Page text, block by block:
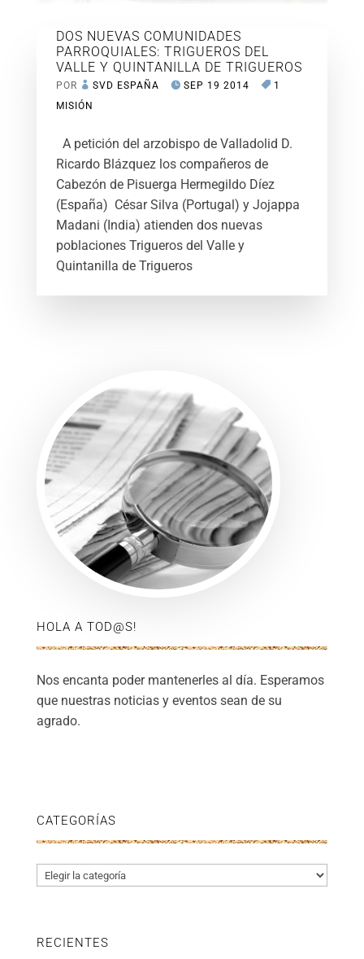
DOS NUEVAS COMUNIDADES
PARROQUIALES: TRIGUEROS DEL
VALLE Y QUINTANILLA DE TRIGUEROS
POR SVD ESPAÑA SEP 19 2014
1
MISIÓN
A petición del arzobispo de Valladolid D.
Ricardo Blázquez los compañeros de
Cabezón de Pisuerga Hermegildo Díez
(España) César Silva (Portugal) y Jojappa
Madani (India) atienden dos nuevas
poblaciones Trigueros del Valle y
Quintanilla de Trigueros
HOLA A TOD@S!
Nos encanta poder mantenerles al día. Esperamos
que nuestras noticias y eventos sean de su
agrado.
CATEGORÍAS
Categorías
RECIENTES